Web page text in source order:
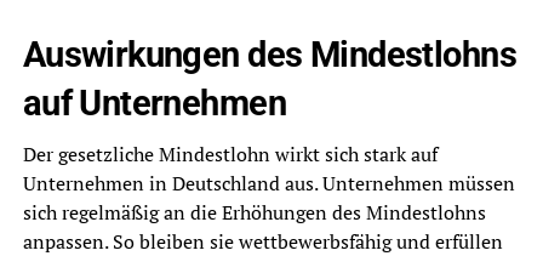
Auswirkungen des Mindestlohns
auf Unternehmen
Der gesetzliche Mindestlohn wirkt sich stark auf
Unternehmen in Deutschland aus. Unternehmen müssen
sich regelmäßig an die Erhöhungen des Mindestlohns
anpassen. So bleiben sie wettbewerbsfähig und erfüllen